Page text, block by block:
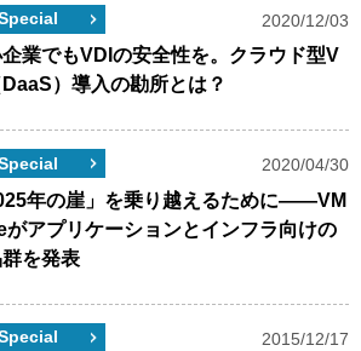
2020/12/03
業でもVDIの安全性を。クラウド型V
DaaS）導入の勘所とは？
2020/04/30
年の崖」を乗り越えるために――VM
がアプリケーションとインフラ向けの
を発表
2015/12/17